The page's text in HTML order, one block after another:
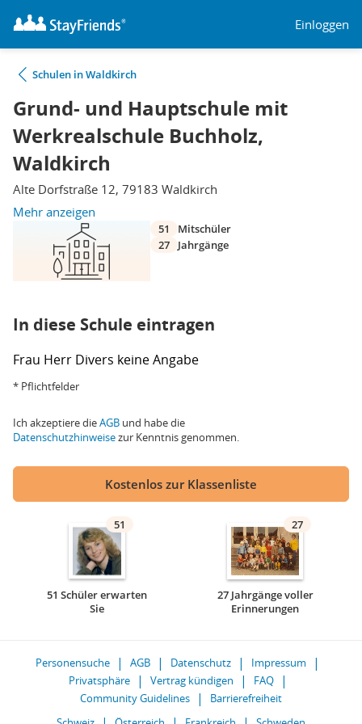
Einloggen
Schulen in Waldkirch
Grund- und Hauptschule mit
Werkrealschule Buchholz,
Waldkirch
Alte Dorfstraße 12, 79183 Waldkirch
Mehr anzeigen
51
Mitschüler
27
Jahrgänge
In diese Schule eintragen
Frau Herr Divers keine Angabe
* Pflichtfelder
Ich akzeptiere dieAGB und habe die
Datenschutzhinweisezur Kenntnis genommen.
Kostenlos zur Klassenliste
51
51 Schüler erwarten
Sie
27
27 Jahrgänge voller
Erinnerungen
Personensuche AGB Datenschutz
Impressum
Privatsphäre
Vertrag kündigen
FAQ
Community Guidelines
Barrierefreiheit